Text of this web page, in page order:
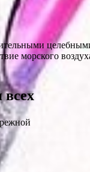
морского